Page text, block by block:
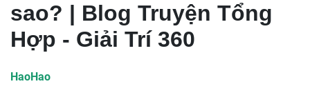
sao? | Blog Truyện Tổng
Hợp - Giải Trí 360
HaoHao